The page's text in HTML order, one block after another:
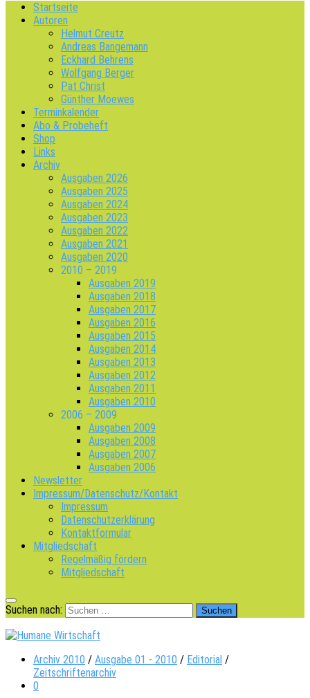
Startseite
Autoren
Helmut Creutz
Andreas Bangemann
Eckhard Behrens
Wolfgang Berger
Pat Christ
Günther Moewes
Terminkalender
Abo & Probeheft
Shop
Links
Archiv
Ausgaben 2026
Ausgaben 2025
Ausgaben 2024
Ausgaben 2023
Ausgaben 2022
Ausgaben 2021
Ausgaben 2020
2010 – 2019
Ausgaben 2019
Ausgaben 2018
Ausgaben 2017
Ausgaben 2016
Ausgaben 2015
Ausgaben 2014
Ausgaben 2013
Ausgaben 2012
Ausgaben 2011
Ausgaben 2010
2006 – 2009
Ausgaben 2009
Ausgaben 2008
Ausgaben 2007
Ausgaben 2006
Newsletter
Impressum/Datenschutz/Kontakt
Impressum
Datenschutzerklärung
Kontaktformular
Mitgliedschaft
Regelmäßig fördern
Mitgliedschaft
Suchen nach:
Archiv 2010 / Ausgabe 01 - 2010 / Editorial /
Zeitschriftenarchiv
0